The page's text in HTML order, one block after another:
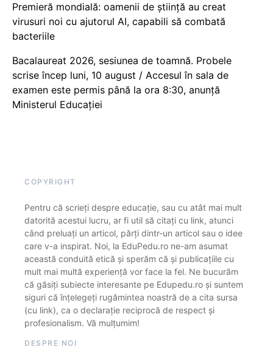
Premieră mondială: oamenii de știință au creat
virusuri noi cu ajutorul AI, capabili să combată
bacteriile
Bacalaureat 2026, sesiunea de toamnă. Probele
scrise încep luni, 10 august / Accesul în sala de
examen este permis până la ora 8:30, anunță
Ministerul Educației
COPYRIGHT
Pentru că scrieți despre educație, sau cu atât mai mult
datorită acestui lucru, ar fi util să citați cu link, atunci
când preluați un articol, părți dintr-un articol sau o idee
care v-a inspirat. Noi, la EduPedu.ro ne-am asumat
această conduită etică și sperăm că și publicațiile cu
mult mai multă experiență vor face la fel. Ne bucurăm
că găsiți subiecte interesante pe Edupedu.ro și suntem
siguri că înțelegeți rugămintea noastră de a cita sursa
(cu link), ca o declarație reciprocă de respect și
profesionalism. Vă mulțumim!
DESPRE NOI